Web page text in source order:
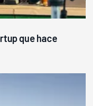
que hace